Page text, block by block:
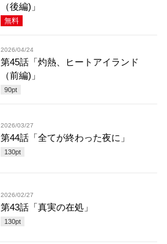
（後編)」
無料
2026/04/24
第45話「灼熱、ヒートアイランド
（前編)」
90pt
2026/03/27
第44話「全てが終わった夜に」
130pt
2026/02/27
第43話「真実の在処」
130pt